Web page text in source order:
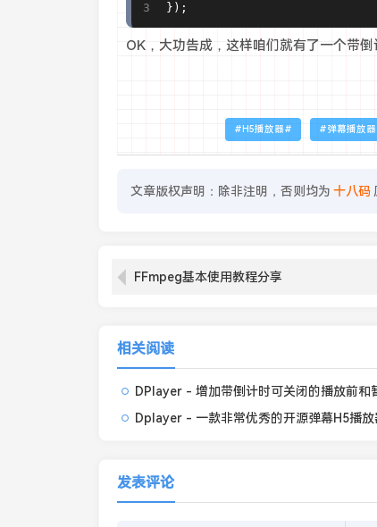
} ) ;
OK，大功告成，这样咱们就有了一个带
H5播放器 弹幕播放器
文章版权声明：除非注明，否则均为 十八码
FFmpeg基本使用教程分享
相关阅读
Dplayer - 一款非常优秀的开源弹幕H5播放
发表评论